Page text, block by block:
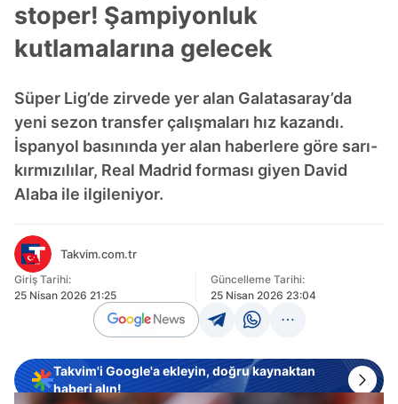
stoper! Şampiyonluk
kutlamalarına gelecek
Süper Lig’de zirvede yer alan Galatasaray’da
yeni sezon transfer çalışmaları hız kazandı.
İspanyol basınında yer alan haberlere göre sarı-
kırmızılılar, Real Madrid forması giyen David
Alaba ile ilgileniyor.
Takvim.com.tr
Giriş Tarihi:
25 Nisan 2026 21:25
Güncelleme Tarihi:
25 Nisan 2026 23:04
Takvim'i Google'a ekleyin, doğru kaynaktan
haberi alın!